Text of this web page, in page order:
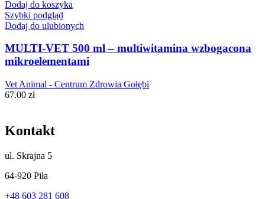
Dodaj do koszyka
Szybki podgląd
Dodaj do ulubionych
MULTI-VET 500 ml – multiwitamina wzbogacona
mikroelementami
Vet Animal - Centrum Zdrowia Gołębi
67.00 zł
Kontakt
ul. Skrajna 5
64-920 Piła
+48 603 281 608